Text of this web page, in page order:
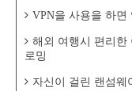
VPN을 사용을 하면
해외 여행시 편리한
로밍
자신이 걸린 랜섬웨